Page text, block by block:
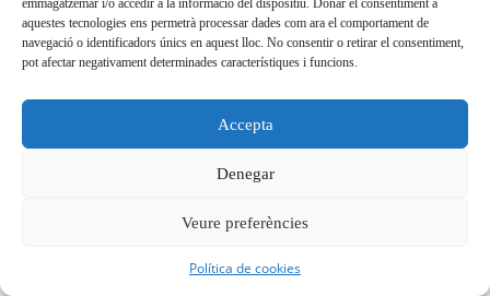
emmagatzemar i/o accedir a la informació del dispositiu. Donar el consentiment a
aquestes tecnologies ens permetrà processar dades com ara el comportament de
navegació o identificadors únics en aquest lloc. No consentir o retirar el consentiment,
pot afectar negativament determinades característiques i funcions.
Accepta
Denegar
Veure preferències
Política de cookies